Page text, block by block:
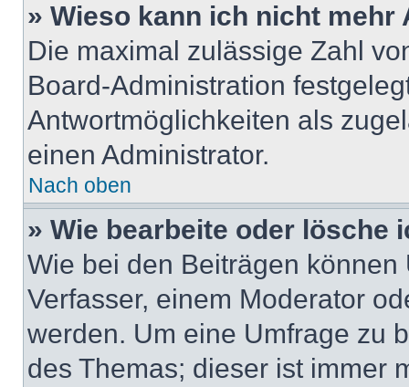
» Wieso kann ich nicht
Die maximal zulässige Zahl
Board-Administration
Antwortmöglichkeiten als
einen Administrator.
Nach oben
» Wie bearbeite oder lösche
Wie bei den Beiträgen
Verfasser, einem Moderator
werden. Um eine Umfrage zu
des Themas; dieser ist immer